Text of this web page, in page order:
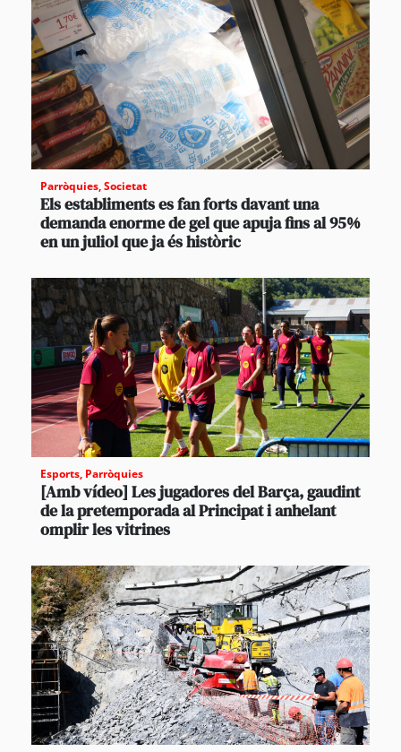
Parròquies,Societat
Els establiments es fan forts davant una
demanda enorme de gel que apuja fins al 95%
en un juliol que ja és històric
Esports, Parròquies
[Amb vídeo] Les jugadores del Barça, gaudint
de la pretemporada al Principat i anhelant
omplir les vitrines